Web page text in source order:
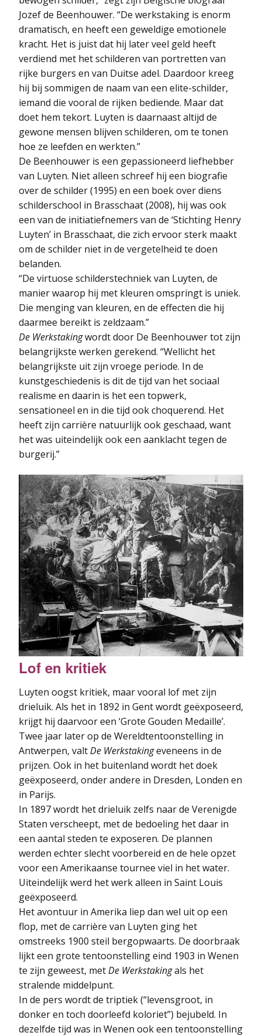
Jozef de Beenhouwer. “De werkstaking is enorm
dramatisch, en heeft een geweldige emotionele
kracht. Het is juist dat hij later veel geld heeft
verdiend met het schilderen van portretten van
rijke burgers en van Duitse adel. Daardoor kreeg
hij bij sommigen de naam van een elite-schilder,
iemand die vooral de rijken bediende. Maar dat
doet hem tekort. Luyten is daarnaast altijd de
gewone mensen blijven schilderen, om te tonen
hoe ze leefden en werkten.”
De Beenhouwer is een gepassioneerd liefhebber
van Luyten. Niet alleen schreef hij een biografie
over de schilder (1995) en een boek over diens
schilderschool in Brasschaat (2008), hij was ook
een van de initiatiefnemers van de ‘Stichting Henry
Luyten’ in Brasschaat, die zich ervoor sterk maakt
om de schilder niet in de vergetelheid te doen
belanden.
“De virtuose schilderstechniek van Luyten, de
manier waarop hij met kleuren omspringt is uniek.
Die menging van kleuren, en de effecten die hij
daarmee bereikt is zeldzaam.”
De Werkstakingwordt door De Beenhouwer tot zijn
belangrijkste werken gerekend. “Wellicht het
belangrijkste uit zijn vroege periode. In de
kunstgeschiedenis is dit de tijd van het sociaal
realisme en daarin is het een topwerk,
sensationeel en in die tijd ook choquerend. Het
heeft zijn carrière natuurlijk ook geschaad, want
het was uiteindelijk ook een aanklacht tegen de
burgerij.”
Lof en kritiek
Luyten oogst kritiek, maar vooral lof met zijn
drieluik. Als het in 1892 in Gent wordt geëxposeerd,
krijgt hij daarvoor een ‘Grote Gouden Medaille’.
Twee jaar later op de Wereldtentoonstelling in
Antwerpen, valtDe Werkstakingeveneens in de
prijzen. Ook in het buitenland wordt het doek
geëxposeerd, onder andere in Dresden, Londen en
in Parijs.
In 1897 wordt het drieluik zelfs naar de Verenigde
Staten verscheept, met de bedoeling het daar in
een aantal steden te exposeren. De plannen
werden echter slecht voorbereid en de hele opzet
voor een Amerikaanse tournee viel in het water.
Uiteindelijk werd het werk alleen in Saint Louis
geëxposeerd.
Het avontuur in Amerika liep dan wel uit op een
flop, met de carrière van Luyten ging het
omstreeks 1900 steil bergopwaarts. De doorbraak
lijkt een grote tentoonstelling eind 1903 in Wenen
te zijn geweest, metDe Werkstakingals het
stralende middelpunt.
In de pers wordt de triptiek (“levensgroot, in
donker en toch doorleefd koloriet”) bejubeld. In
dezelfde tijd was in Wenen ook een tentoonstelling